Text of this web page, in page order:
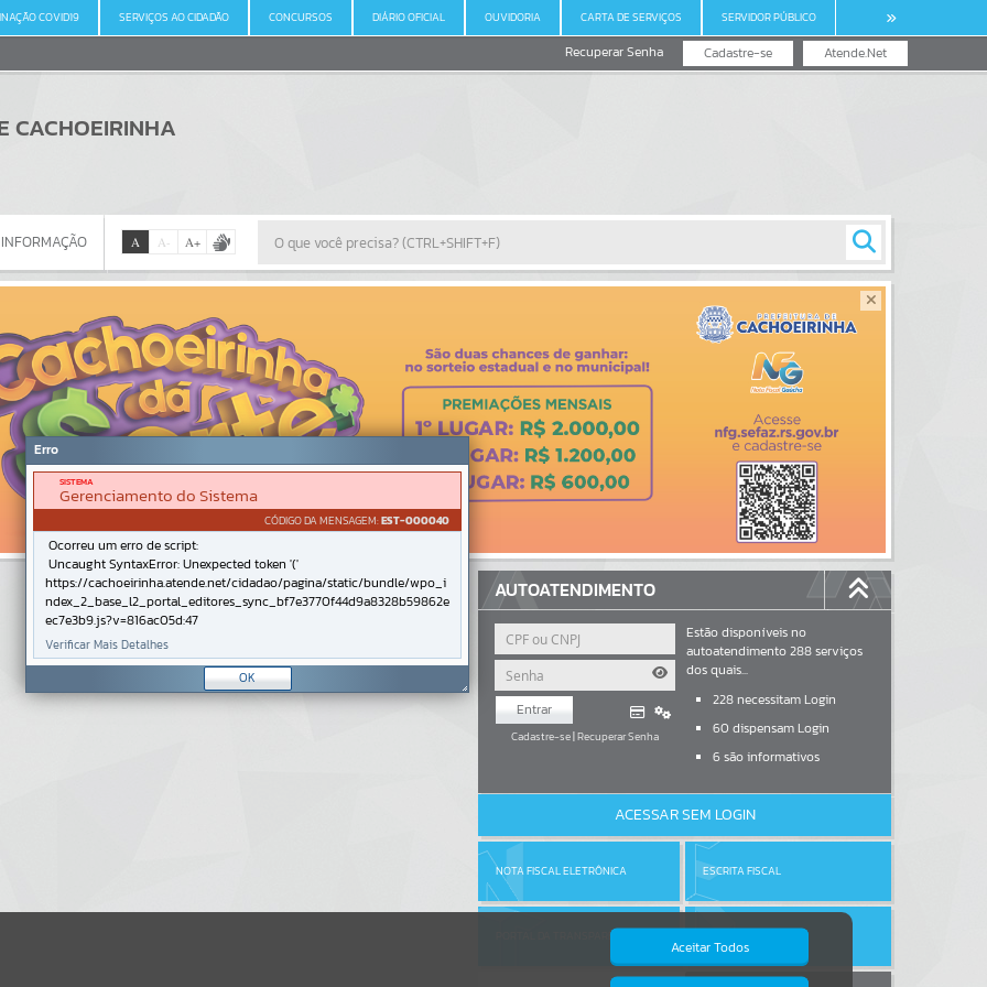
COVID19 SERVIÇOS AO CIDADÃO CONCURSOS DIÁRIO OFICIAL OUVIDORIA CARTA DE SERVIÇOS SERVIDOR PÚBLICO
Atende.Net
Cadastre-se
Recuperar Senha
CACHOEIRINHA
Por favor, aguarde...
A A- A+
AUTOATENDIMENTO
Entrar
Cadastre-se|Recuperar Senha
Estão disponíveis no
autoatendimento288serviços
dos quais...
228 necessitam Login
60 dispensam Login
6são informativos
ACESSAR SEM LOGIN
NOTA FISCAL ELETRÔNICA ESCRITA FISCAL
PORTAL DA TRANSPARÊNCIA
Aceitar Todos
Erro
SISTEMA
Gerenciamento do Sistema
CÓDIGO DA MENSAGEM:EST-000040
Ocorreu um erro de script:
Uncaught SyntaxError: Unexpected token '('
https://cachoeirinha.atende.net/cidadao/pagina/static/bundle/wpo_i
ndex_2_base_l2_portal_editores_sync_bf7e3770f44d9a8328b59862e
ec7e3b9.js?v=816ac05d:47
Verificar Mais Detalhes
OK